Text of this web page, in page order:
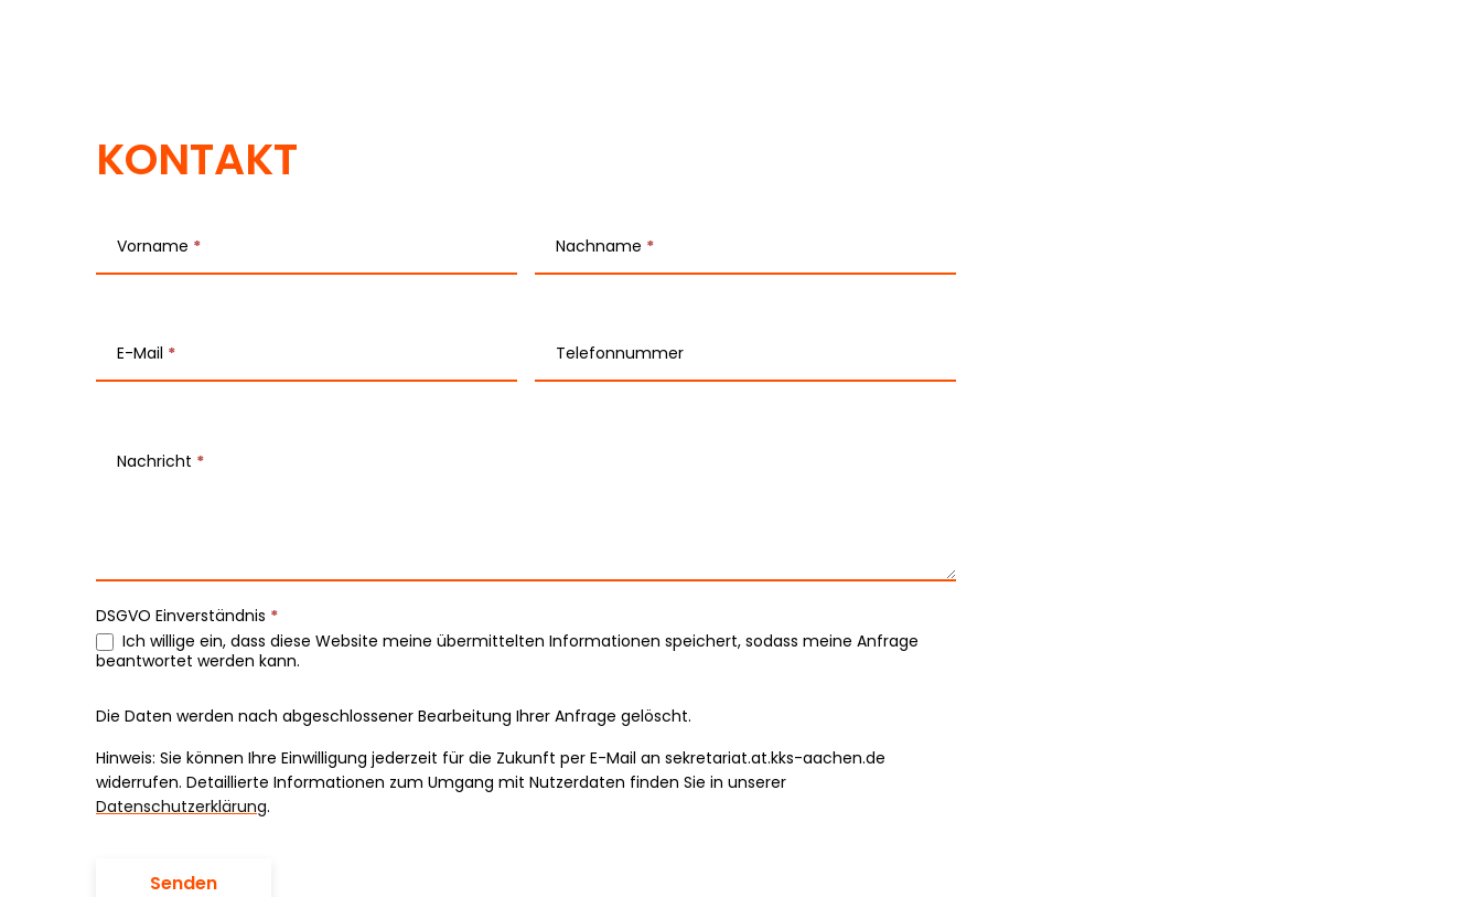
KONTAKT
-
a
k
t
Vorname * Nachname *
E-Mail * Telefonnummer
Nachricht *
DSGVO Einverständnis *
Ich willige ein, dass diese Website meine übermittelten Informationen speichert, sodass meine Anfrage
beantwortet werden kann.
Die Daten werden nach abgeschlossener Bearbeitung Ihrer Anfrage gelöscht.
Hinweis: Sie können Ihre Einwilligung jederzeit für die Zukunft per E-Mail an sekretariat.at.kks-aachen.de
widerrufen. Detaillierte Informationen zum Umgang mit Nutzerdaten finden Sie in unserer
Datenschutzerklärung.
Senden